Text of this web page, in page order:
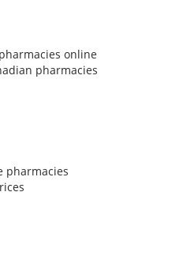
online
pharmacies
pharmacies